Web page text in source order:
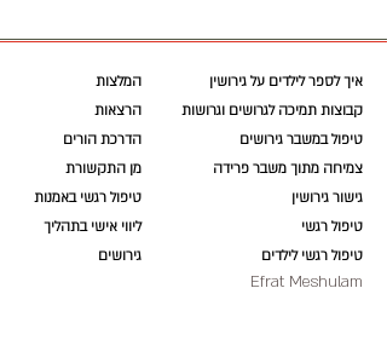
המלצות
הרצאות
הדרכת הורים
מן התקשורת
טיפול רגשי באמנות
ליווי אישי בתהליך
גירושים
איך לספר לילדים על גירושין
קבוצות תמיכה לגרושים וגרושות
טיפול במשבר גירושים
צמיחה מתוך משבר פרידה
גישור גירושין
טיפול רגשי
טיפול רגשי לילדים
Efrat Meshulam